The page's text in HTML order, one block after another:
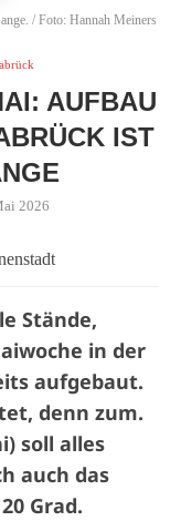
/ Foto: Hannah Meiners
AUFBAU
IST
2026
Stände,
in der
aufgebaut.
denn zum.
soll alles
auch das
Grad.